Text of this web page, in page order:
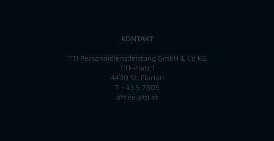
KONTAKT
TTI Personaldienstleistung GmbH & Co KG
TTI-Platz 1
4490 St. Florian
T +43 5 7505
office@tti.at